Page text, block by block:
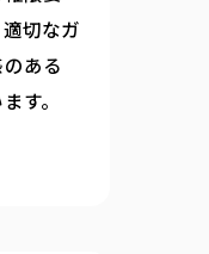
切なガ
ある
す。